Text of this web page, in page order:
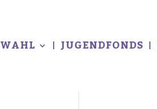
WAHL JUGENDFONDS